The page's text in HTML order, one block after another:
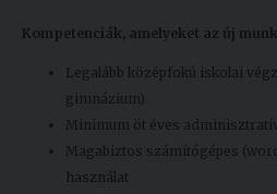
Kompetenciák, amelyeket az új
Legalább középfokú iskolai
gimnázium)
Minimum öt éves
Magabiztos számítógépes
használat